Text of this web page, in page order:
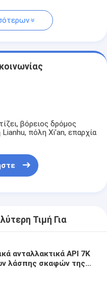
βόρειος δρόμος
πόλη Xi'an, επαρχία
Τιμή Για
ανταλλακτικά API 7K
λάσπης σκαφών της